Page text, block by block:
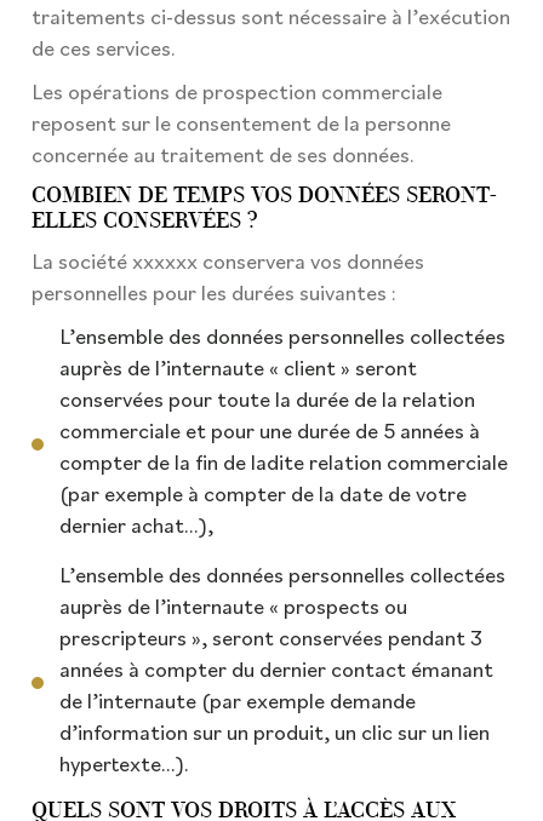
traitements ci-dessus sont nécessaire à l’exécution
de ces services.
Les opérations de prospection commerciale
reposent sur le consentement de la personne
concernée au traitement de ses données.
COMBIEN DE TEMPS VOS DONNÉES SERONT-
ELLES CONSERVÉES ?
La société xxxxxx conservera vos données
personnelles pour les durées suivantes :
L’ensemble des données personnelles collectées
auprès de l’internaute « client » seront
conservées pour toute la durée de la relation
commerciale et pour une durée de 5 années à
compter de la fin de ladite relation commerciale
(par exemple à compter de la date de votre
dernier achat…),
L’ensemble des données personnelles collectées
auprès de l’internaute « prospects ou
prescripteurs », seront conservées pendant 3
années à compter du dernier contact émanant
de l’internaute (par exemple demande
d’information sur un produit, un clic sur un lien
hypertexte…).
QUELS SONT VOS DROITS À L’ACCÈS AUX